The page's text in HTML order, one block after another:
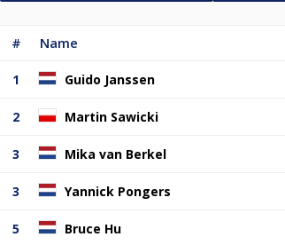
# Name
1 Guido Janssen
2 Martin Sawicki
3 Mika van Berkel
3 Yannick Pongers
5 Bruce Hu